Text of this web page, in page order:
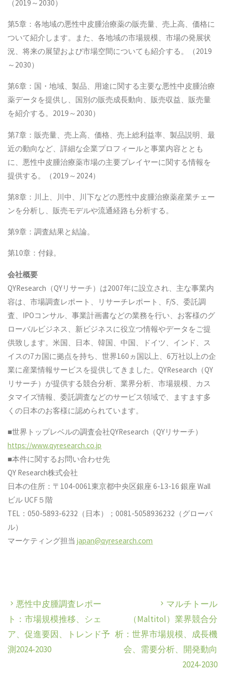
（2019～2030）
第5章：各地域の悪性中皮腫治療薬の販売量、売上高、価格に
ついて紹介します。また、各地域の市場規模、市場の発展状
況、将来の展望および市場空間についても紹介する。（2019
～2030）
第6章：国・地域、製品、用途に関する主要な悪性中皮腫治療
薬データを提供し、国別の販売成長動向、販売収益、販売量
を紹介する。2019～2030）
第7章：販売量、売上高、価格、売上総利益率、製品説明、最
近の動向など、詳細な企業プロフィールと事業内容ととも
に、悪性中皮腫治療薬市場の主要プレイヤーに関する情報を
提供する。（2019～2024）
第8章：川上、川中、川下などの悪性中皮腫治療薬産業チェー
ンを分析し、販売モデルや流通経路も分析する。
第9章：調査結果と結論。
第10章：付録。
会社概要
QYResearch（QYリサーチ）は2007年に設立され、主な事業内
容は、市場調査レポート、リサーチレポート、F/S、委託調
査、IPOコンサル、事業計画書などの業務を行い、お客様のグ
ローバルビジネス、新ビジネスに役立つ情報やデータをご提
供致します。米国、日本、韓国、中国、ドイツ、インド、ス
イスの7カ国に拠点を持ち、世界160ヵ国以上、6万社以上の企
業に産業情報サービスを提供してきました。QYResearch（QY
リサーチ）が提供する競合分析、業界分析、市場規模、カス
タマイズ情報、委託調査などのサービス領域で、ますます多
くの日本のお客様に認められています。
■世界トップレベルの調査会社QYResearch（QYリサーチ）
https://www.qyresearch.co.jp
■本件に関するお問い合わせ先
QY Research株式会社
日本の住所：〒104-0061東京都中央区銀座 6-13-16 銀座 Wall
ビル UCF５階
TEL：050-5893-6232（日本）；0081-5058936232（グローバ
ル）
マーケティング担当japan@qyresearch.com
悪性中皮腫調査レポー
ト：市場規模推移、シェ
ア、促進要因、トレンド予
測2024-2030
マルチトール
（Maltitol）業界競合分
析：世界市場規模、成長機
会、需要分析、開発動向
2024-2030